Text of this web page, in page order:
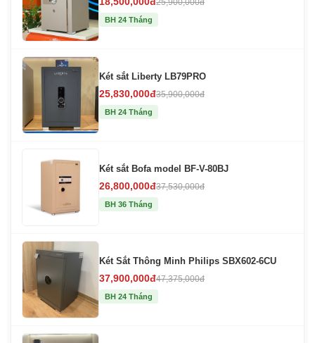
BH 24 Tháng
Két sắt Liberty LB79PRO
25,830,000đ35,900,000đ
BH 24 Tháng
Két sắt Bofa model BF-V-80BJ
26,800,000đ37,530,000đ
BH 36 Tháng
Két Sắt Thông Minh Philips SBX602-6CU
37,900,000đ47,375,000đ
BH 24 Tháng